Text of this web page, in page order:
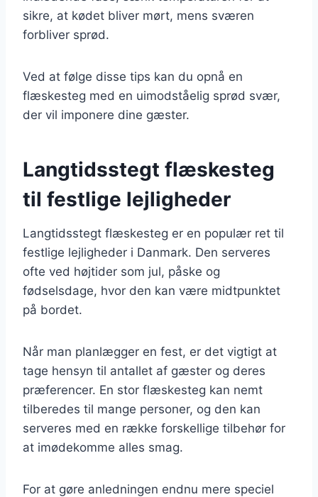
sikre, at kødet bliver mørt, mens sværen
forbliver sprød.
Ved at følge disse tips kan du opnå en
flæskesteg med en uimodståelig sprød svær,
der vil imponere dine gæster.
Langtidsstegt flæskesteg
til festlige lejligheder
Langtidsstegt flæskesteg er en populær ret til
festlige lejligheder i Danmark. Den serveres
ofte ved højtider som jul, påske og
fødselsdage, hvor den kan være midtpunktet
på bordet.
Når man planlægger en fest, er det vigtigt at
tage hensyn til antallet af gæster og deres
præferencer. En stor flæskesteg kan nemt
tilberedes til mange personer, og den kan
serveres med en række forskellige tilbehør for
at imødekomme alles smag.
For at gøre anledningen endnu mere speciel